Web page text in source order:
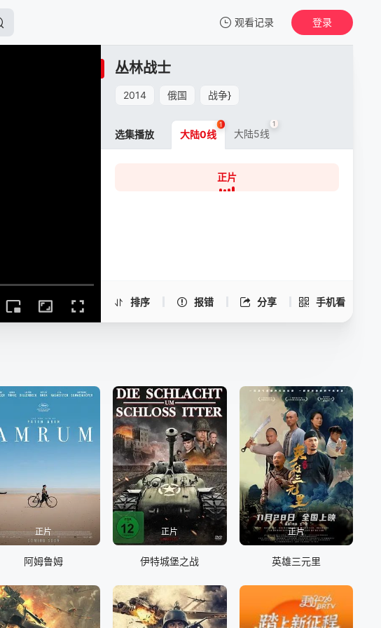
观看记录
我的观影记录
登录
丛林战士
2014 俄国 战争}
排序 报错 分享 手机看
丛林战士 -正片
选集播放 大陆0线
1
大陆5线
1
正片
正片
阿姆鲁姆
正片
伊特城堡之战
正片
英雄三元里